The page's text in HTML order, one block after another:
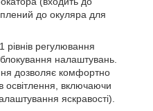
до окуляра для
регулювання
налаштувань.
дозволяє комфортно
освітлення, включаючи
яскравості).